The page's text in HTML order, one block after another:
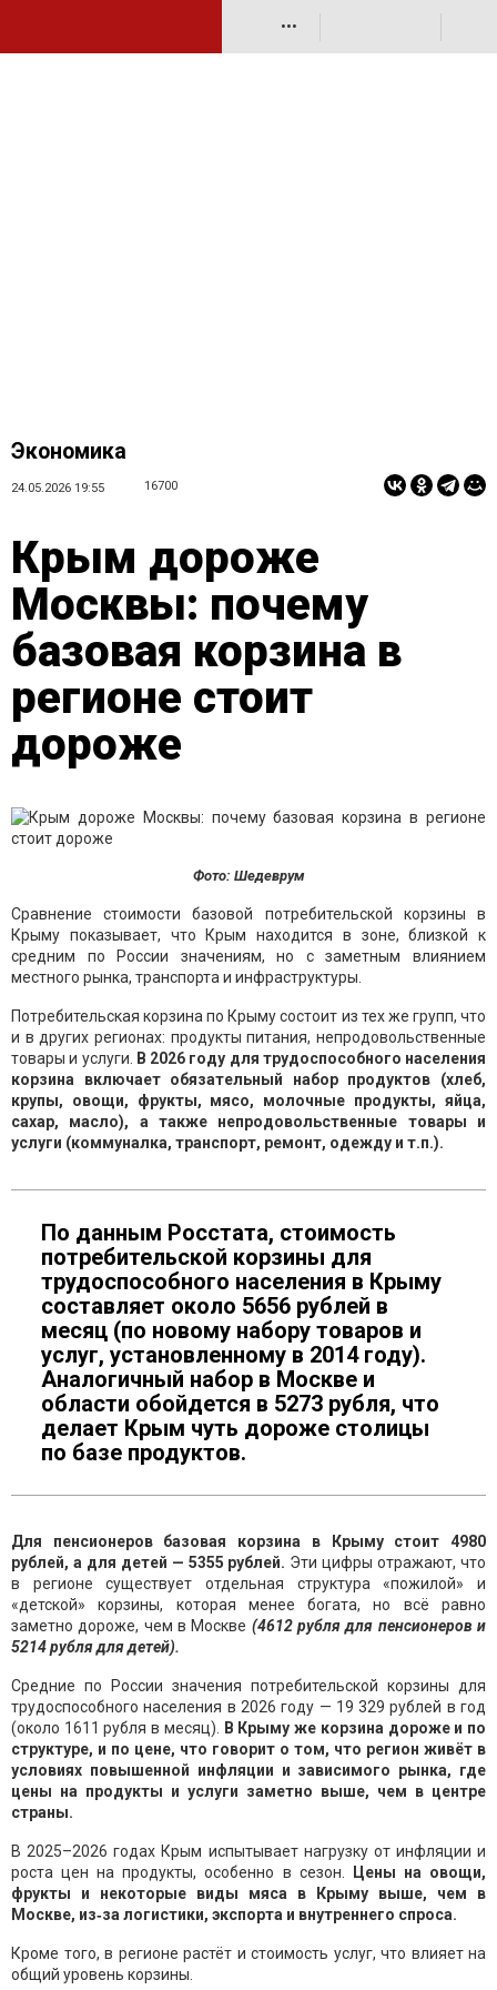
•••
Экономика
24.05.2026 19:55 16700
Крым дороже
Москвы: почему
базовая корзина в
регионе стоит
дороже
Фото: Шедеврум
Сравнение стоимости базовой потребительской корзины в
Крыму показывает, что Крым находится в зоне, близкой к
средним по России значениям, но с заметным влиянием
местного рынка, транспорта и инфраструктуры.
Потребительская корзина по Крыму состоит из тех же групп, что
и в других регионах: продукты питания, непродовольственные
товары и услуги.
В 2026 году для трудоспособного населения
корзина включает обязательный набор продуктов (хлеб,
крупы, овощи, фрукты, мясо, молочные продукты, яйца,
сахар, масло), а также непродовольственные товары и
услуги (коммуналка, транспорт, ремонт, одежду и т.п.).
По данным Росстата, стоимость
потребительской корзины для
трудоспособного населения в Крыму
составляет около 5656 рублей в
месяц (по новому набору товаров и
услуг, установленному в 2014 году).
Аналогичный набор в Москве и
области обойдется в 5273 рубля, что
делает Крым чуть дороже столицы
по базе продуктов.
Для пенсионеров базовая корзина в Крыму стоит 4980
рублей, а для детей — 5355 рублей. Эти цифры отражают, что
в регионе существует отдельная структура «пожилой» и
«детской» корзины, которая менее богата, но всё равно
заметно дороже, чем в Москве (4612 рубля для пенсионеров и
5214 рубля для детей).
Средние по России значения потребительской корзины для
трудоспособного населения в 2026 году — 19 329 рублей в год
(около 1611 рубля в месяц).
В Крыму же корзина дороже и по
структуре, и по цене, что говорит о том, что регион живёт в
условиях повышенной инфляции и зависимого рынка, где
цены на продукты и услуги заметно выше, чем в центре
страны.
В 2025–2026 годах Крым испытывает нагрузку от инфляции и
роста цен на продукты, особенно в сезон.
Цены на овощи,
фрукты и некоторые виды мяса в Крыму выше, чем в
Москве, из‑за логистики, экспорта и внутреннего спроса.
Кроме того, в регионе растёт и стоимость услуг, что влияет на
общий уровень корзины.